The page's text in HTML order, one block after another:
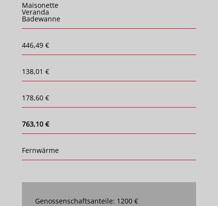
Maisonette
Veranda
Badewanne
446,49 €
138,01 €
178,60 €
763,10 €
Fernwärme
Genossenschaftsanteile: 1200 €